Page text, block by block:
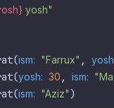
yosh"
ism: "Farrux" ,
yosh: 30 , ism:
ism: "Aziz"